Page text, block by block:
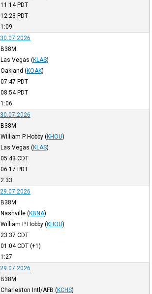
11:14PDT
12:23 PDT
1:09
30.07.2026
B38M
Las Vegas (KLAS)
Oakland (KOAK)
07:47 PDT
08:54PDT
1:06
30.07.2026
B38M
William P Hobby (KHOU)
Las Vegas (KLAS)
05:43 CDT
06:17 PDT
2:33
29.07.2026
B38M
Nashville (KBNA)
William P Hobby (KHOU)
23:37 CDT
01:04CDT(+1)
1:27
29.07.2026
B38M
Charleston Intl/AFB (KCHS)